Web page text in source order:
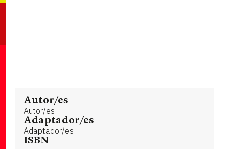
Autor/es
Autor/es
Adaptador/es
Adaptador/es
ISBN